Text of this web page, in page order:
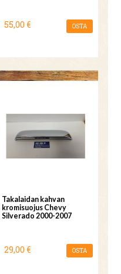
55,00 € OSTA
Takalaidan kahvan
kromisuojus Chevy
Silverado 2000-2007
29,00 € OSTA